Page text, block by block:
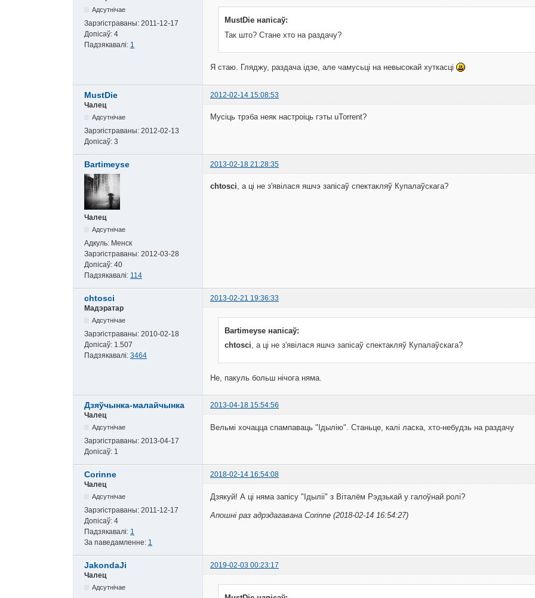
Адсутнічае
Зарэгістраваны: 2011-12-17
Допісаў: 4
Падзякавалі: 1
MustDie напісаў:
Так што? Стане хто на раздачу?
Я стаю. Гляджу, раздача ідзе, але чамусьці на невысокай хуткасці
MustDie
2012-02-14 15:08:53
Чалец
Адсутнічае
Зарэгістраваны: 2012-02-13
Допісаў: 3
Мусiць трэба неяк настроiць гэты uTorrent?
Bartimeyse 2013-02-18 21:28:35
Чалец
Адсутнічае
Адкуль: Менск
Зарэгістраваны: 2012-03-28
Допісаў: 40
Падзякавалі: 114
chtosci, а ці не з'явілася яшчэ запісаў спектакляў Купалаўскага?
chtosci
2013-02-21 19:36:33
Мадэратар
Адсутнічае
Зарэгістраваны: 2010-02-18
Допісаў: 1.507
Падзякавалі: 3464
Bartimeyse напісаў:
chtosci, а ці не з'явілася яшчэ запісаў спектакляў Купалаўскага?
Не, пакуль больш нічога няма.
Дзяўчынка-малайчынка
2013-04-18 15:54:56
Чалец
Адсутнічае
Зарэгістраваны: 2013-04-17
Допісаў: 1
Вельмі хочацца спампаваць "Ідылію". Станьце, калі ласка, хто-небудзь на раздачу
Corinne
2018-02-14 16:54:08
Чалец
Адсутнічае
Зарэгістраваны: 2011-12-17
Допісаў: 4
Падзякавалі: 1
За паведамленне: 1
Дзякуй! А ці няма запісу "Ідыліі" з Віталём Рэдзькай у галоўнай ролі?
Апошні раз адрэдагавана Corinne (2018-02-14 16:54:27)
JakondaJi
2019-02-03 00:23:17
Чалец
Адсутнічае